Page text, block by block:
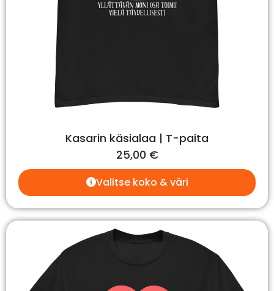
Kasarin käsialaa | T-paita
25,00 €
Valitse koko & väri